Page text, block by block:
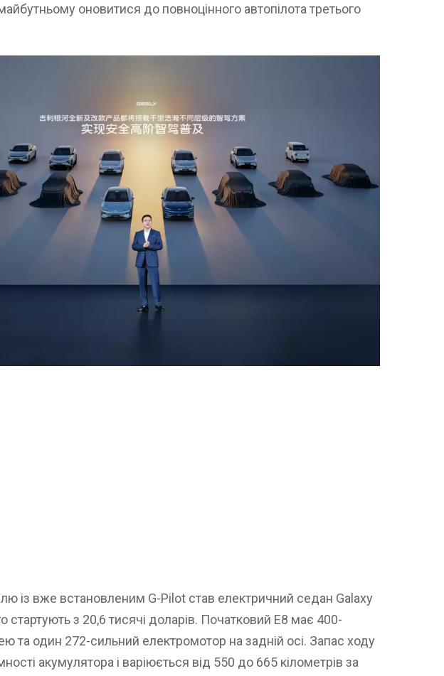
оновитися до повноцінного автопілота третього
із вже встановленим G-Pilot став електричний седан Galaxy
стартують з 20,6 тисячі доларів. Початковий E8 має 400-
та один 272-сильний електромотор на задній осі. Запас ходу
акумулятора і варіюється від 550 до 665 кілометрів за